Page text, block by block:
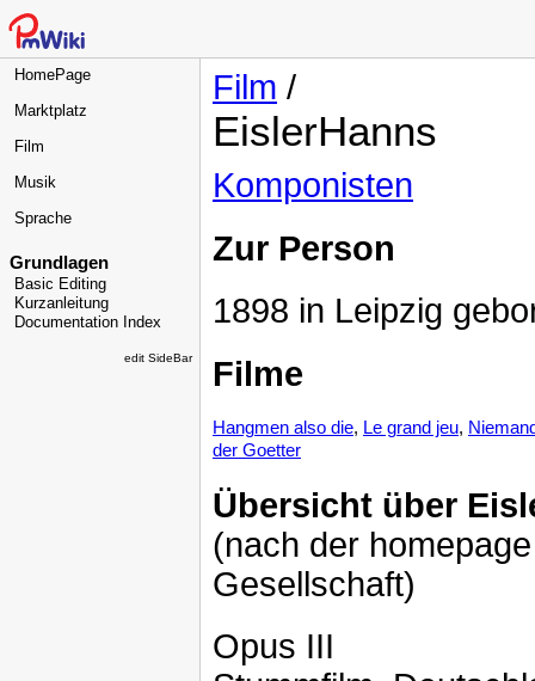
HomePage
Marktplatz
Film
Musik
Sprache
Grundlagen
Basic Editing
Kurzanleitung
Documentation Index
edit SideBar
Film /
EislerHanns
Komponisten
Zur Person
1898 in Leipzig
Filme
Hangmen also die, Le grand jeu,
der Goetter
Übersicht über
(nach der
Gesellschaft)
Opus III